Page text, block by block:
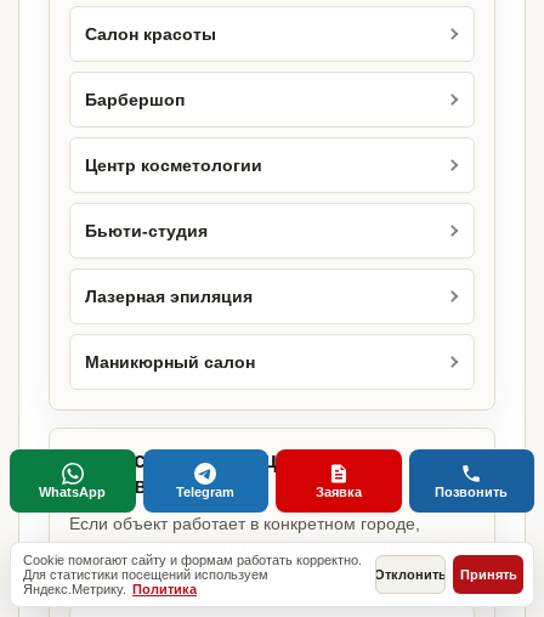
Салон красоты
Барбершоп
Центр косметологии
Бьюти-студия
Лазерная эпиляция
Маникюрный салон
Городские страницы по этому
направлению
Если объект работает в конкретном городе,
можно сразу открыть релевантную городскую
страницу.
Cookie помогают сайту и формам работать корректно.
Для статистики посещений используем
Яндекс.Метрику. Политика
Отклонить Принять
WhatsApp Telegram Заявка Позвонить